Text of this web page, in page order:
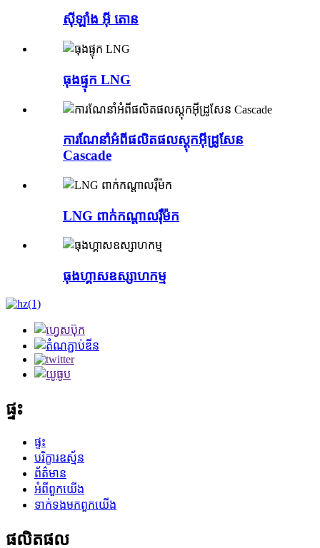
ស៊ីឡាំង អ៊ី តោន
ធុងផ្ទុក LNG
ការណែនាំអំពីផលិតផលស្តុកអ៊ីដ្រូសែន
Cascade
LNG ពាក់កណ្តាលរ៉ឺម៉ក
ធុងហ្គាសឧស្សាហកម្ម
ផ្ទះ
ផ្ទះ
បរិក្ខារឧស្ម័ន
ព័ត៌មាន
អំពី​ពួក​យើង
ទាក់ទង​មក​ពួក​យើង
ផលិតផល